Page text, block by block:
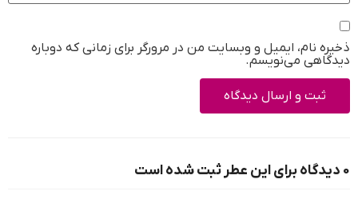
ذخیره نام، ایمیل و وبسایت من در مرورگر برای زمانی که دوباره
دیدگاهی می‌نویسم.
0 دیدگاه برای این عطر ثبت شده است